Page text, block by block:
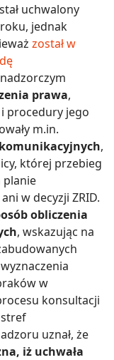
uchwalony
jednak
został w
prawa,
procedury jego
m.in.
,
której przebieg
planie
w decyzji ZRID.
obliczenia
, wskazując na
w
konsultacji
stref
uznał, że
iż uchwała